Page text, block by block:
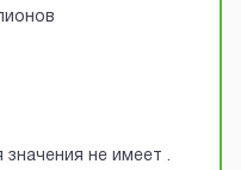
не имеет .